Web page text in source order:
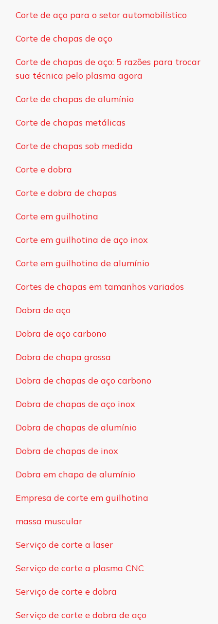
Corte de aço para o setor automobilístico
Corte de chapas de aço
Corte de chapas de aço: 5 razões para trocar
sua técnica pelo plasma agora
Corte de chapas de alumínio
Corte de chapas metálicas
Corte de chapas sob medida
Corte e dobra
Corte e dobra de chapas
Corte em guilhotina
Corte em guilhotina de aço inox
Corte em guilhotina de alumínio
Cortes de chapas em tamanhos variados
Dobra de aço
Dobra de aço carbono
Dobra de chapa grossa
Dobra de chapas de aço carbono
Dobra de chapas de aço inox
Dobra de chapas de alumínio
Dobra de chapas de inox
Dobra em chapa de alumínio
Empresa de corte em guilhotina
massa muscular
Serviço de corte a laser
Serviço de corte a plasma CNC
Serviço de corte e dobra
Serviço de corte e dobra de aço